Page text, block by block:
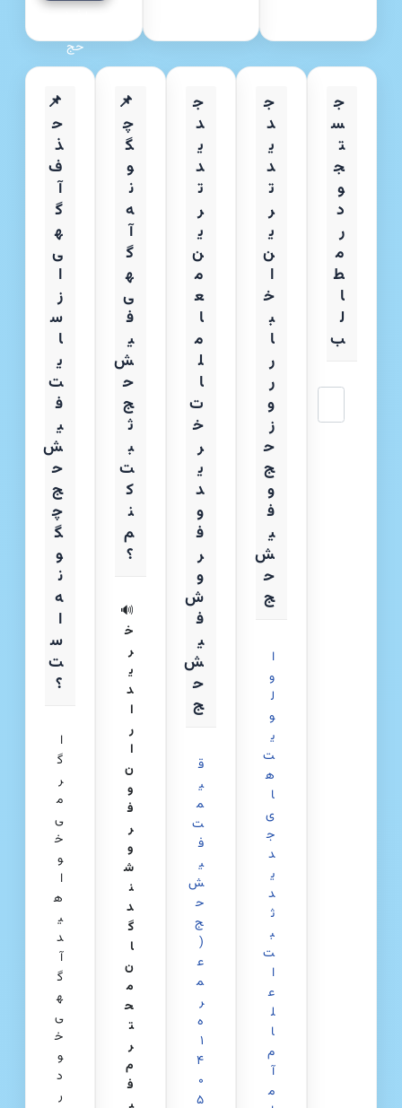
حج
ج
س
ت
ج
و
د
ر
م
ط
ا
ل
ب
ج
د
ی
د
ت
ر
ی
ن
ا
خ
ب
ا
ر
ر
و
ز
ح
ج
و
ف
ی
ش
ح
ج
ا
و
ل
و
ی
ت‌
ه
ا
ی
ج
د
ی
د
ث
ب
ت
ا
ع
ل
ا
م
آ
م
ج
د
ی
د
ت
ر
ی
ن
م
ع
ا
م
ل
ا
ت
خ
ر
ی
د
و
ف
ر
و
ش
ف
ی
ش
ح
ج
ق
ی
م
ت
ف
ی
ش
ح
ج
(
ع
م
ر
ه
۱
۴
۰
۵
📌
چ
گ
و
ن
ه
آ
گ
ه
ی
ف
ی
ش
ح
ج
ث
ب
ت
ک
ن
م
؟
🔊
خ
ر
ی
د
ا
ر
ا
ن
و
ف
ر
و
ش
ن
د
گ
ا
ن
م
ح
ت
ر
م
ف
📌
ح
ذ
ف
آ
گ
ه
ی
ا
ز
س
ا
ی
ت
ف
ی
ش‌
ح
ج
چ
گ
و
ن
ه
ا
س
ت
؟
ا
گ
ر
م
ی‌
خ
و
ا
ه
ی
د
آ
گ
ه
ی
خ
و
د
ر